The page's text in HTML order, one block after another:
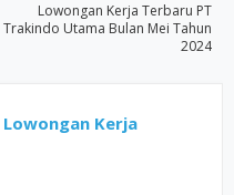
Lowongan Kerja Terbaru PT
Trakindo Utama Bulan Mei Tahun
2024
Lowongan Kerja